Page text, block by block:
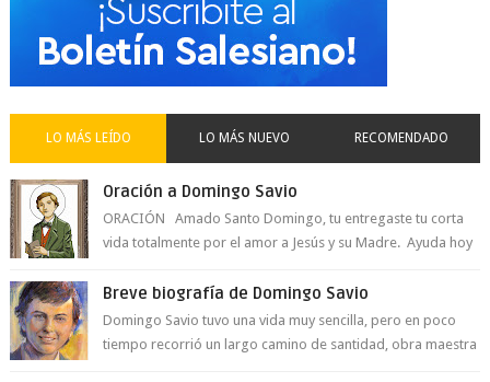
LO MÁS LEÍDO LO MÁS NUEVO RECOMENDADO
Oración a Domingo Savio
ORACIÓN Amado Santo Domingo, tu entregaste tu corta
vida totalmente por el amor a Jesús y su Madre. Ayuda hoy
Breve biografía de Domingo Savio
Domingo Savio tuvo una vida muy sencilla, pero en poco
tiempo recorrió un largo camino de santidad, obra maestra